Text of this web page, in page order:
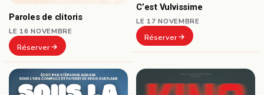
Paroles de clitoris
LE 16 NOVEMBRE
Réserver
C’est Vulvissime
LE 17 NOVEMBRE
Réserver